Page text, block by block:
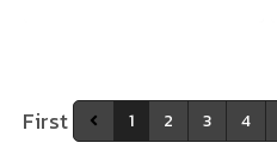
ปลอดภัยด้วยระบบเทอร์มอล
ฟิวส์ ตัดไฟอัตโนมัติเมื่อพัดลมมี
First 1 2 3 4